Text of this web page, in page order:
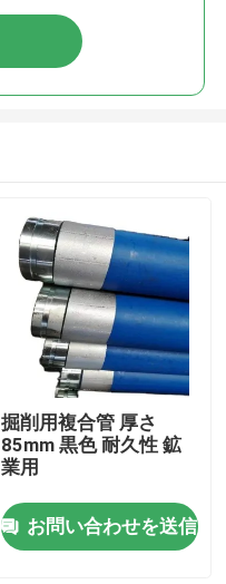
掘削用複合管 厚さ
85mm 黒色 耐久性 鉱
業用
お問い合わせを送信